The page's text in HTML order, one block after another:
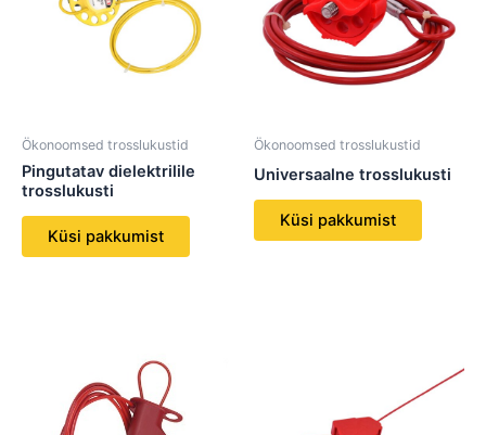
Ökonoomsed trosslukustid
Pingutatav dielektrilile
trosslukusti
Küsi pakkumist
Ökonoomsed trosslukustid
Universaalne trosslukusti
Küsi pakkumist